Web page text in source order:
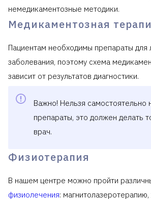
немедикаментозные методики.
Медикаментозная
Пациентам необходимы препараты для
заболевания, поэтому схема
зависит от результатов диагностики.
Важно! Нельзя самостоятельно
препараты, это должен делать
врач.
Физиотерапия
В нашем центре можно пройти
физиолечения: магнитолазеротерапию,